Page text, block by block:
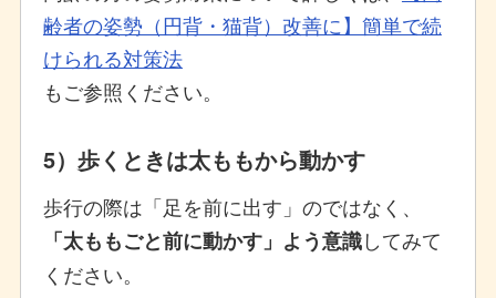
齢者の姿勢（円背・猫背）改善に】簡単で続
けられる対策法
もご参照ください。
5）歩くときは太ももから動かす
歩行の際は「足を前に出す」のではなく、
「太ももごと前に動かす」よう意識してみて
ください。